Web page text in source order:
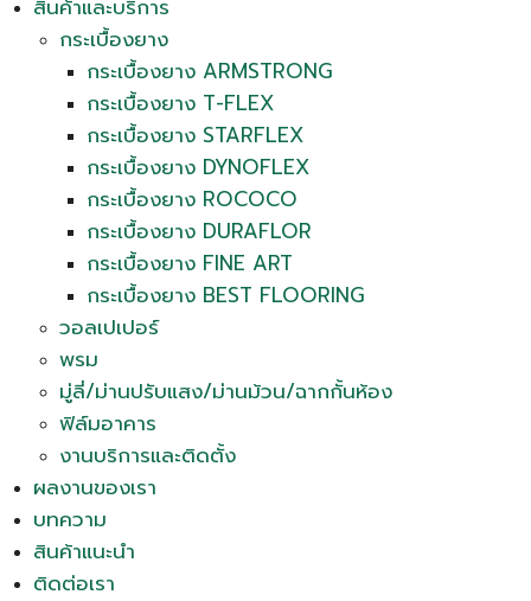
สินค้าและบริการ
กระเบื้องยาง
กระเบื้องยาง ARMSTRONG
กระเบื้องยาง T-FLEX
กระเบื้องยาง STARFLEX
กระเบื้องยาง DYNOFLEX
กระเบื้องยาง ROCOCO
กระเบื้องยาง DURAFLOR
กระเบื้องยาง FINE ART
กระเบื้องยาง BEST FLOORING
วอลเปเปอร์
พรม
มู่ลี่/ม่านปรับแสง/ม่านม้วน/ฉากกั้นห้อง
ฟิล์มอาคาร
งานบริการและติดตั้ง
ผลงานของเรา
บทความ
สินค้าแนะนำ
ติดต่อเรา